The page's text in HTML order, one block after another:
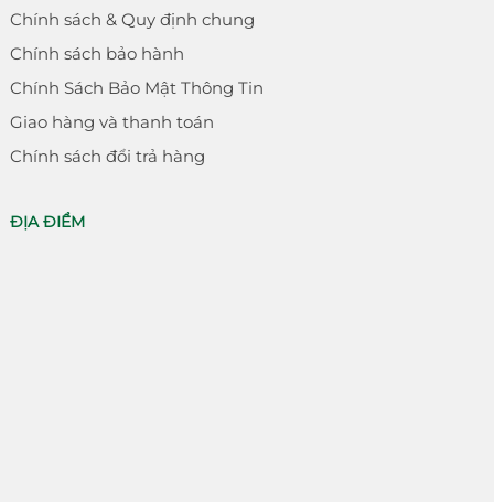
Chính sách & Quy định chung
Chính sách bảo hành
Chính Sách Bảo Mật Thông Tin
Giao hàng và thanh toán
Chính sách đổi trả hàng
ĐỊA ĐIỂM